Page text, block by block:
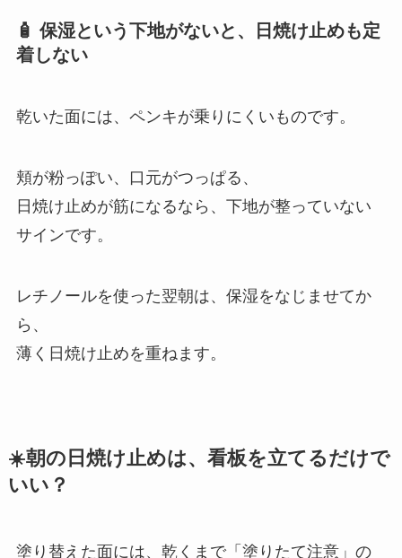
🧴 保湿という下地がないと、日焼け止めも定
着しない
乾いた面には、ペンキが乗りにくいものです。
頬が粉っぽい、口元がつっぱる、
日焼け止めが筋になるなら、下地が整っていない
サインです。
レチノールを使った翌朝は、保湿をなじませてか
ら、
薄く日焼け止めを重ねます。
☀️朝の日焼け止めは、看板を立てるだけで
いい？
塗り替えた面には、乾くまで「塗りたて注意」の